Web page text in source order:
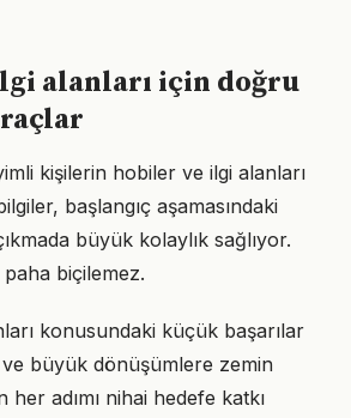
alanları için doğru
kişilerin hobiler ve ilgi alanları
başlangıç aşamasındaki
büyük kolaylık sağlıyor.
paha biçilemez.
konusundaki küçük başarılar
büyük dönüşümlere zemin
her adımı nihai hedefe katkı